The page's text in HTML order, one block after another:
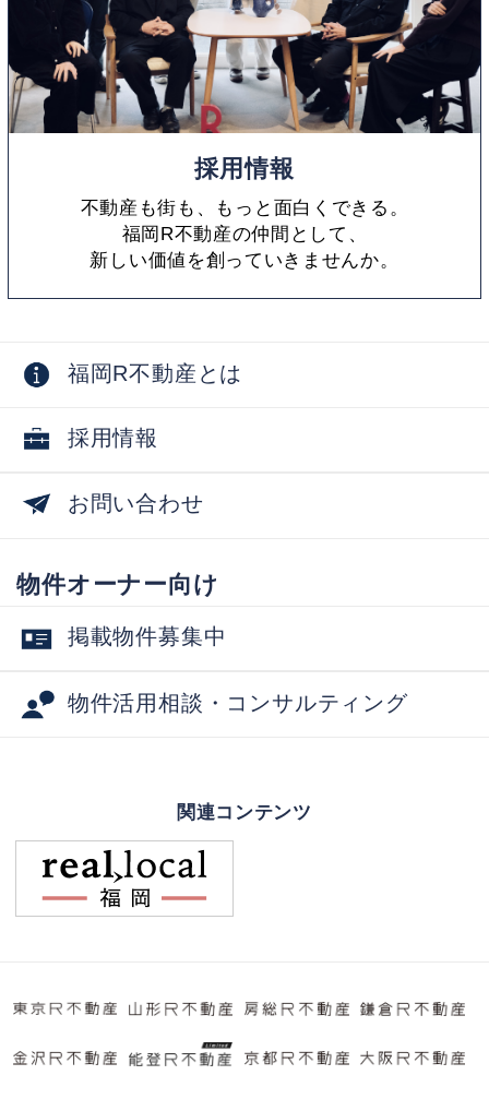
採用情報
不動産も街も、もっと面白くできる。
福岡R不動産の仲間として、
新しい価値を創っていきませんか。
福岡R不動産とは
採用情報
お問い合わせ
物件オーナー向け
掲載物件募集中
物件活用相談・コンサルティング
関連コンテンツ